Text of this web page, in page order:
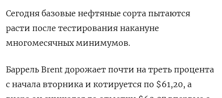
Сегодня базовые нефтяные сорта пытаются
расти после тестирования накануне
многомесячных минимумов.
Баррель Brent дорожает почти на треть процента
с начала вторника и котируется по $61,20, а